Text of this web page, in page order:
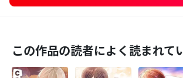
この作品の読者によく読まれて